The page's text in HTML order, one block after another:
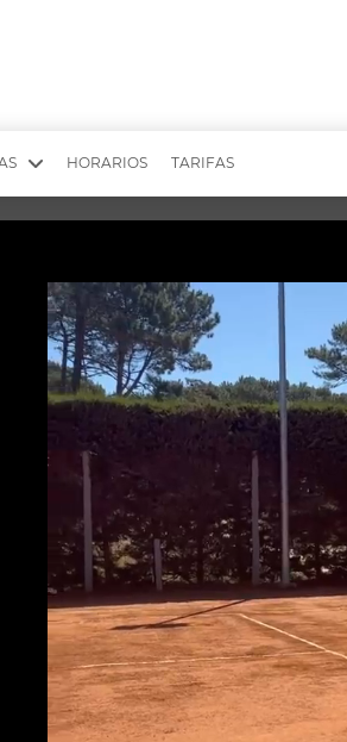
A LA TARDE DR. BEAUTY
EL SEÑOR DE LOS
ARGENTINOS X
ESTÉTICA 360 TV
CARAS Y NEGOCIOS
SCOUTING PARA UN
INTELEXIS TV
HORARIOS TARIFAS